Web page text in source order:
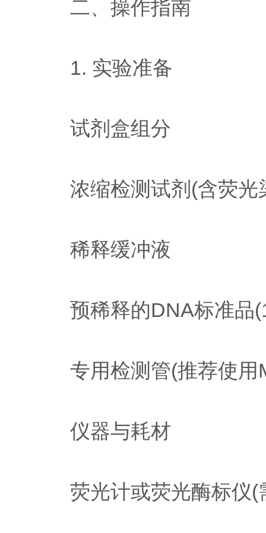
二、操作指南
1. 实验准备
试剂盒组分
浓缩检测试剂(含荧光
稀释缓冲液
预稀释的DNA标准品
专用检测管(推荐使用
仪器与耗材
荧光计或荧光酶标仪(